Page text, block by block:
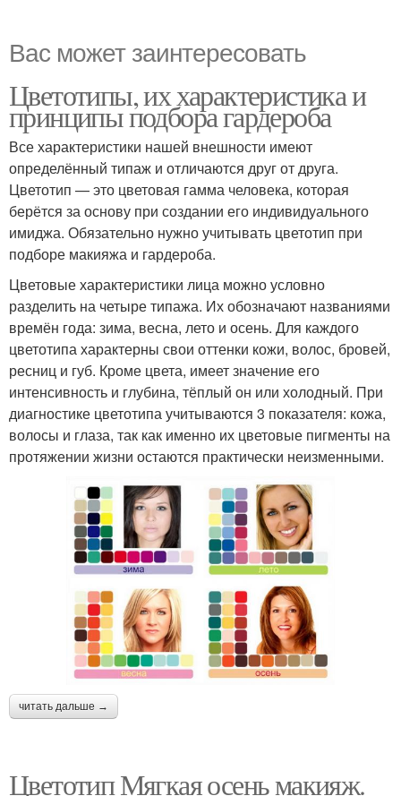
Вас может заинтересовать
Цветотипы, их характеристика и
принципы подбора гардероба
Все характеристики нашей внешности имеют
определённый типаж и отличаются друг от друга.
Цветотип — это цветовая гамма человека, которая
берётся за основу при создании его индивидуального
имиджа. Обязательно нужно учитывать цветотип при
подборе макияжа и гардероба.
Цветовые характеристики лица можно условно
разделить на четыре типажа. Их обозначают названиями
времён года: зима, весна, лето и осень. Для каждого
цветотипа характерны свои оттенки кожи, волос, бровей,
ресниц и губ. Кроме цвета, имеет значение его
интенсивность и глубина, тёплый он или холодный. При
диагностике цветотипа учитываются 3 показателя: кожа,
волосы и глаза, так как именно их цветовые пигменты на
протяжении жизни остаются практически неизменными.
читать дальше →
Цветотип Мягкая осень макияж.